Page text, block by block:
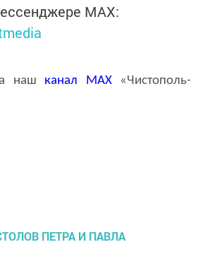
MАХ:
наш канал MAX«Чистополь-
ПЕТРА И ПАВЛА